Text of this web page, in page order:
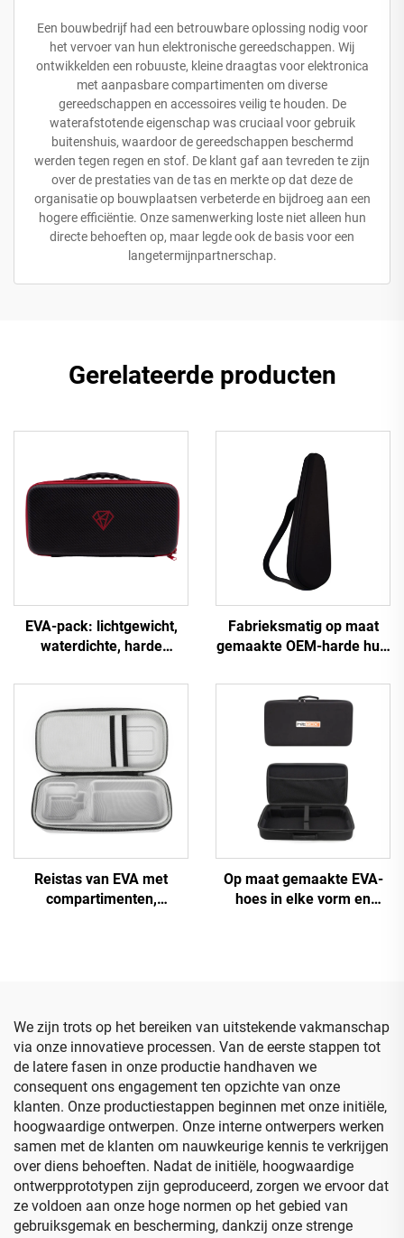
Een bouwbedrijf had een betrouwbare oplossing nodig voor
het vervoer van hun elektronische gereedschappen. Wij
ontwikkelden een robuuste, kleine draagtas voor elektronica
met aanpasbare compartimenten om diverse
gereedschappen en accessoires veilig te houden. De
waterafstotende eigenschap was cruciaal voor gebruik
buitenshuis, waardoor de gereedschappen beschermd
werden tegen regen en stof. De klant gaf aan tevreden te zijn
over de prestaties van de tas en merkte op dat deze de
organisatie op bouwplaatsen verbeterde en bijdroeg aan een
hogere efficiëntie. Onze samenwerking loste niet alleen hun
directe behoeften op, maar legde ook de basis voor een
langetermijnpartnerschap.
Gerelateerde producten
EVA-pack: lichtgewicht,
waterdichte, harde
elektronische
toetsenborden –
trillingsbestendig,
duurzaam, zwart, geschikt
voor kampeertochten en
reizen
Fabrieksmatig op maat
gemaakte OEM-harde huls
duurzaam, transportcase
voor gitaar, viool en
ukulele met rits
Reistas van EVA met
compartimenten,
Op maat gemaakte EVA-
hoes in elke vorm en
We zijn trots op het bereiken van uitstekende vakmanschap
via onze innovatieve processen. Van de eerste stappen tot
de latere fasen in onze productie handhaven we
consequent ons engagement ten opzichte van onze
klanten. Onze productiestappen beginnen met onze initiële,
hoogwaardige ontwerpen. Onze interne ontwerpers werken
samen met de klanten om nauwkeurige kennis te verkrijgen
over diens behoeften. Nadat de initiële, hoogwaardige
ontwerpprototypen zijn geproduceerd, zorgen we ervoor dat
ze voldoen aan onze hoge normen op het gebied van
gebruiksgemak en bescherming, dankzij onze strenge